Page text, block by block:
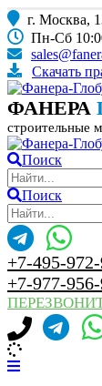
г. Москва,
Пн-Сб
Скачать
ФАНЕРА
строительные
Поиск
Поиск
+7-495-
+7-977-